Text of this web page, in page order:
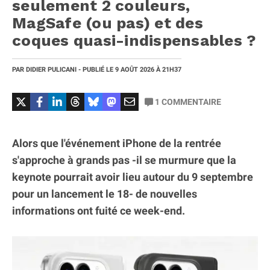
seulement 2 couleurs,
MagSafe (ou pas) et des
coques quasi-indispensables ?
PAR DIDIER PULICANI - PUBLIÉ LE 9 AOÛT 2026 À 21H37
1 COMMENTAIRE
Alors que l'événement iPhone de la rentrée
s'approche à grands pas -il se murmure que la
keynote pourrait avoir lieu autour du 9 septembre
pour un lancement le 18- de nouvelles
informations ont fuité ce week-end.